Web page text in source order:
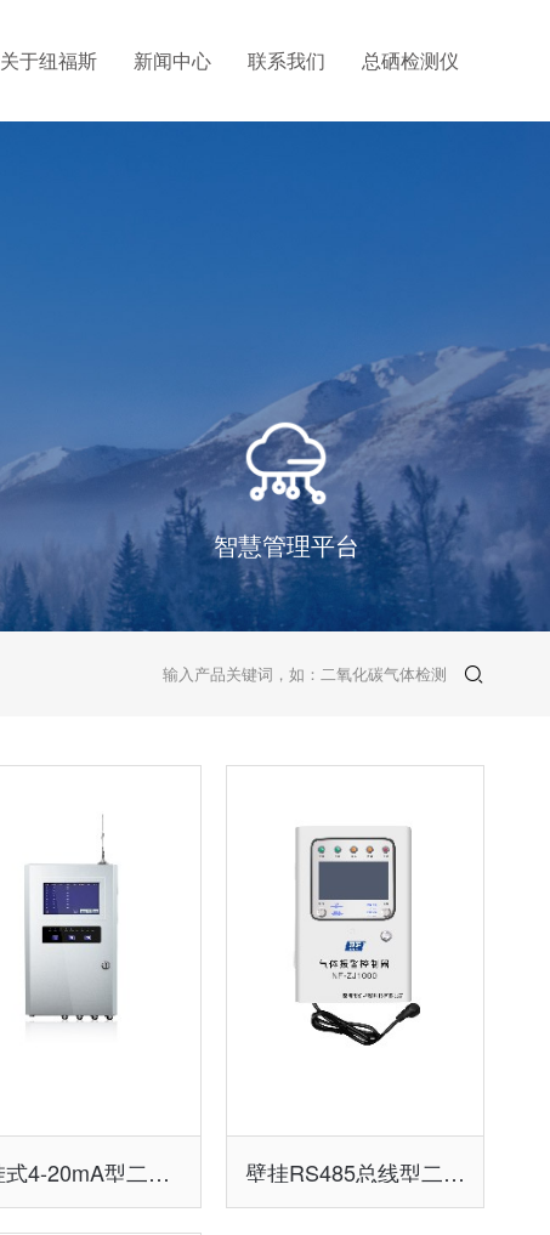
关于纽福斯 新闻中心 联系我们 总硒检测仪
智慧管理平台
壁挂式4-20mA型二甲胺报警控制器/主机 壁挂RS485总线型二甲胺报警控制器主机